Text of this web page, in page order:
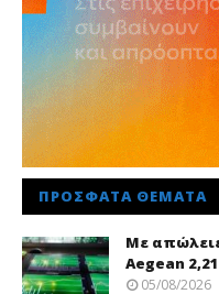
ΠΡΌΣΦΑΤΑ ΘΈΜΑΤΑ
Με
Aegean
05/08/2026